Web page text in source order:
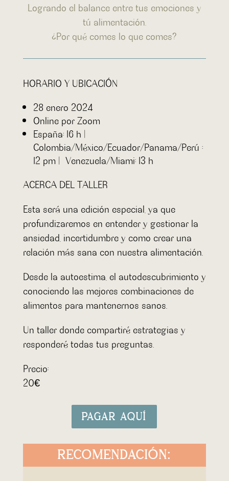
Logrando el balance entre tus emociones y
tú alimentación.
¿Por qué comes lo que comes?
HORARIO Y UBICACIÓN
28 enero 2024
Online por Zoom
España: 16 h |
Colombia/México/Ecuador/Panama/Perú :
12 pm | Venezuela/Miami: 13 h
ACERCA DEL TALLER
Esta será una edición especial, ya que
profundizaremos en entender y gestionar la
ansiedad, incertidumbre y como crear una
relación más sana con nuestra alimentación.
Desde la autoestima, el autodescubrimiento y
conociendo las mejores combinaciones de
alimentos para mantenernos sanos.
Un taller donde compartiré estrategias y
responderé todas tus preguntas.
Precio:
20€
PAGAR AQUÍ
RECOMENDACIÓN: